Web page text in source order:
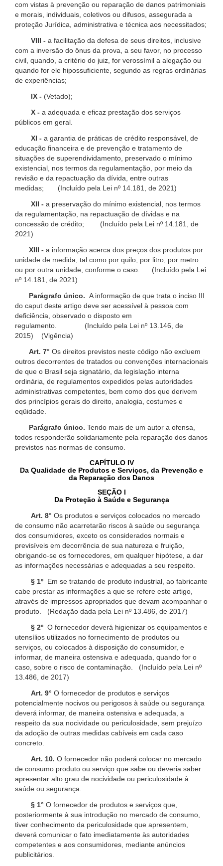
com vistas à prevenção ou reparação de danos patrimoniais
e morais, individuais, coletivos ou difusos, assegurada a
proteção Jurídica, administrativa e técnica aos necessitados;
VIII - a facilitação da defesa de seus direitos, inclusive
com a inversão do ônus da prova, a seu favor, no processo
civil, quando, a critério do juiz, for verossímil a alegação ou
quando for ele hipossuficiente, segundo as regras ordinárias
de experiências;
IX - (Vetado);
X - a adequada e eficaz prestação dos serviços
públicos em geral.
XI - a garantia de práticas de crédito responsável, de
educação financeira e de prevenção e tratamento de
situações de superendividamento, preservado o mínimo
existencial, nos termos da regulamentação, por meio da
revisão e da repactuação da dívida, entre outras
medidas; (Incluído pela Lei nº 14.181, de 2021)
XII - a preservação do mínimo existencial, nos termos
da regulamentação, na repactuação de dívidas e na
concessão de crédito; (Incluído pela Lei nº 14.181, de
2021)
XIII - a informação acerca dos preços dos produtos por
unidade de medida, tal como por quilo, por litro, por metro
ou por outra unidade, conforme o caso. (Incluído pela Lei
nº 14.181, de 2021)
Parágrafo único. A informação de que trata o inciso III
do caput deste artigo deve ser acessível à pessoa com
deficiência, observado o disposto em
regulamento. (Incluído pela Lei nº 13.146, de
2015) (Vigência)
Art. 7° Os direitos previstos neste código não excluem
outros decorrentes de tratados ou convenções internacionais
de que o Brasil seja signatário, da legislação interna
ordinária, de regulamentos expedidos pelas autoridades
administrativas competentes, bem como dos que derivem
dos princípios gerais do direito, analogia, costumes e
eqüidade.
Parágrafo único. Tendo mais de um autor a ofensa,
todos responderão solidariamente pela reparação dos danos
previstos nas normas de consumo.
CAPÍTULO IV
Da Qualidade de Produtos e Serviços, da Prevenção e
da Reparação dos Danos
SEÇÃO I
Da Proteção à Saúde e Segurança
Art. 8° Os produtos e serviços colocados no mercado
de consumo não acarretarão riscos à saúde ou segurança
dos consumidores, exceto os considerados normais e
previsíveis em decorrência de sua natureza e fruição,
obrigando-se os fornecedores, em qualquer hipótese, a dar
as informações necessárias e adequadas a seu respeito.
§ 1º Em se tratando de produto industrial, ao fabricante
cabe prestar as informações a que se refere este artigo,
através de impressos apropriados que devam acompanhar o
produto. (Redação dada pela Lei nº 13.486, de 2017)
§ 2º O fornecedor deverá higienizar os equipamentos e
utensílios utilizados no fornecimento de produtos ou
serviços, ou colocados à disposição do consumidor, e
informar, de maneira ostensiva e adequada, quando for o
caso, sobre o risco de contaminação. (Incluído pela Lei nº
13.486, de 2017)
Art. 9° O fornecedor de produtos e serviços
potencialmente nocivos ou perigosos à saúde ou segurança
deverá informar, de maneira ostensiva e adequada, a
respeito da sua nocividade ou periculosidade, sem prejuízo
da adoção de outras medidas cabíveis em cada caso
concreto.
Art. 10. O fornecedor não poderá colocar no mercado
de consumo produto ou serviço que sabe ou deveria saber
apresentar alto grau de nocividade ou periculosidade à
saúde ou segurança.
§ 1° O fornecedor de produtos e serviços que,
posteriormente à sua introdução no mercado de consumo,
tiver conhecimento da periculosidade que apresentem,
deverá comunicar o fato imediatamente às autoridades
competentes e aos consumidores, mediante anúncios
publicitários.